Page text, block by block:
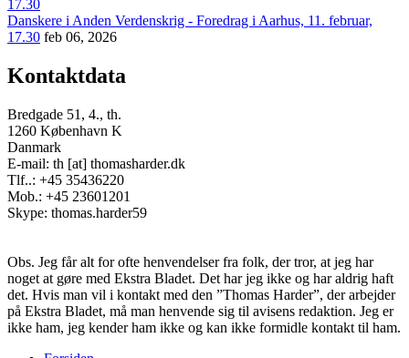
Danskere i Anden Verdenskrig - Foredrag i Aarhus, 11. februar,
17.30 feb 06, 2026
Kontaktdata
Bredgade 51, 4., th.
1260 København K
Danmark
E-mail: th [at] thomasharder.dk
Tlf..: +45 35436220
Mob.: +45 23601201
Skype: thomas.harder59
Obs. Jeg får alt for ofte henvendelser fra folk, der tror, at jeg har
noget at gøre med Ekstra Bladet. Det har jeg ikke og har aldrig haft
det. Hvis man vil i kontakt med den ”Thomas Harder”, der arbejder
på Ekstra Bladet, må man henvende sig til avisens redaktion. Jeg er
ikke ham, jeg kender ham ikke og kan ikke formidle kontakt til ham.